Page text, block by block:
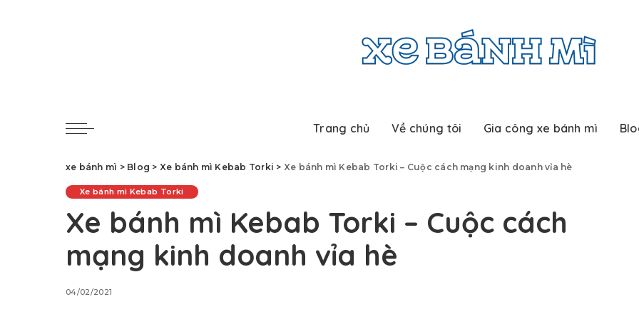
Trang chủ Về chúng tôi Gia công xe bánh mì
xe bánh mì > Blog > Xe bánh mì Kebab Torki > Xe bánh mì Kebab Torki – Cuộc cách mạng kinh doanh vỉa hè
Xe bánh mì Kebab Torki
Xe bánh mì Kebab Torki – Cuộc cách
mạng kinh doanh vỉa hè
04/02/2021